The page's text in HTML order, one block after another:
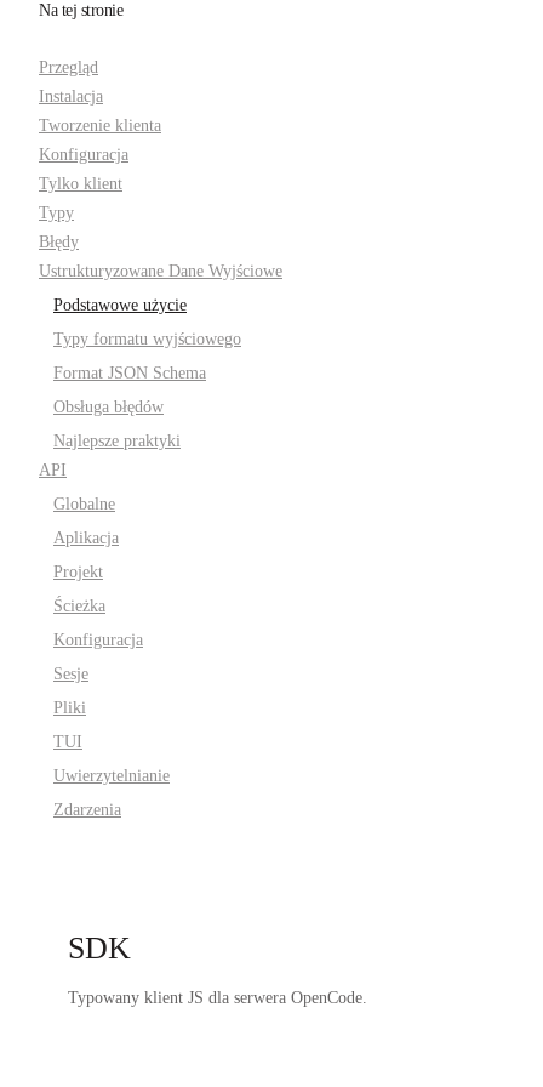
Na tej stronie
Przegląd
Instalacja
Tworzenie klienta
Konfiguracja
Tylko klient
Typy
Błędy
Ustrukturyzowane Dane Wyjściowe
Podstawowe użycie
Typy formatu wyjściowego
Format JSON Schema
Obsługa błędów
Najlepsze praktyki
API
Globalne
Aplikacja
Projekt
Ścieżka
Konfiguracja
Sesje
Pliki
TUI
Uwierzytelnianie
Zdarzenia
SDK
Typowany klient JS dla serwera OpenCode.